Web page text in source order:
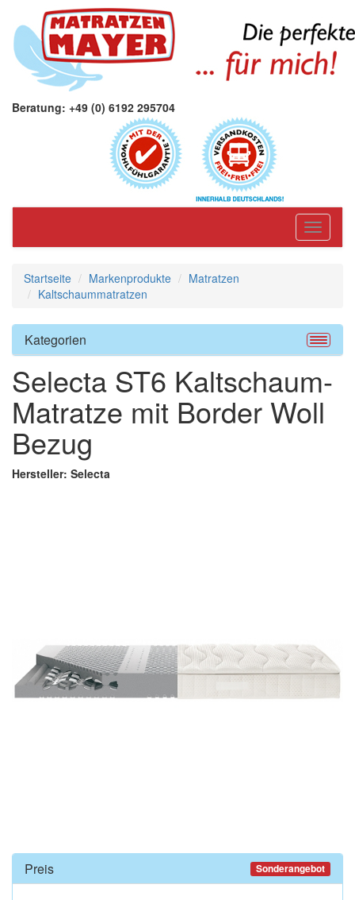
Beratung: +49 (0) 6192 295704
Toggle
Startseite Markenprodukte
Matratzen
Kaltschaummatratzen
Kategorien
Selecta ST6 Kaltschaum-
Matratze mit Border Woll
Bezug
Hersteller: Selecta
Preis Sonderangebot